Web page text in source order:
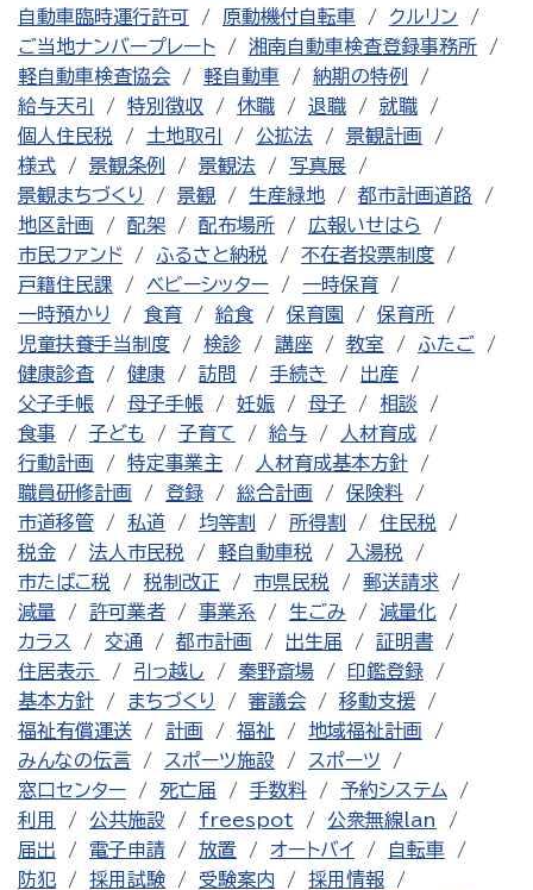
自動車臨時運行許可
原動機付自転車
クルリン
ご当地ナンバープレート
湘南自動車検査登録事務所
軽自動車検査協会
軽自動車
納期の特例
給与天引
特別徴収 休職 退職
就職
個人住民税
土地取引 公拡法
景観計画
様式
景観条例 景観法
写真展
景観まちづくり
景観 生産緑地
都市計画道路
地区計画
配架 配布場所
広報いせはら
市民ファンド
ふるさと納税
不在者投票制度
戸籍住民課
ベビーシッター
一時保育
一時預かり
食育 給食 保育園
保育所
児童扶養手当制度
検診 講座 教室
ふたご
健康診査
健康 訪問 手続き
出産
父子手帳
母子手帳 妊娠 母子
相談
食事
子ども 子育て 給与
人材育成
行動計画
特定事業主
人材育成基本方針
職員研修計画
登録 総合計画
保険料
市道移管
私道 均等割 所得割
住民税
税金
法人市民税 軽自動車税
入湯税
市たばこ税
税制改正 市県民税
郵送請求
減量
許可業者 事業系 生ごみ
減量化
カラス
交通 都市計画 出生届
証明書
住居表示
引っ越し 秦野斎場
印鑑登録
基本方針
まちづくり 審議会
移動支援
福祉有償運送
計画 福祉
地域福祉計画
みんなの伝言
スポーツ施設
スポーツ
窓口センター
死亡届 手数料
予約システム
利用
公共施設 freespot
公衆無線lan
届出
電子申請 放置 オートバイ
自転車
防犯
採用試験 受験案内
採用情報